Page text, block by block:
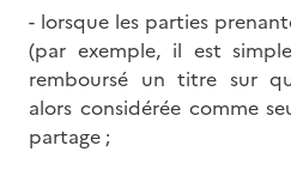
- lorsque les parties
(par exemple, il est
remboursé un titre sur
alors considérée comme
partage ;